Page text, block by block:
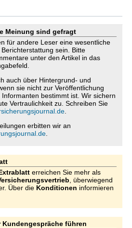
Meinung sind gefragt
für andere Leser eine wesentliche
sein. Bitte
unter den Artikel in das
auch über Hintergrund- und
sie nicht zur Veröffentlichung
bestimmt ist. Wir sichern
Vertraulichkeit zu. Schreiben Sie
erbitten wir an
erreichen Sie mehr als
, überwiegend
Über die Konditionen informieren
Kundengespräche führen